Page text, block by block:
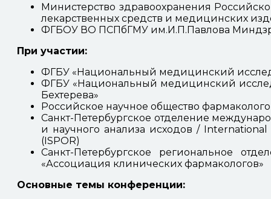
Министерство здравоохранения
лекарственных средств и медицинских
ФГБОУ ВО ПСПбГМУ им.И.П.Павлова
При участии:
ФГБУ «Национальный медицинский
ФГБУ «Национальный медицинский
Бехтерева»
Российское научное общество
Санкт-Петербургское отделение
и научного анализа исходов /
(ISPOR)
Санкт-Петербургское региональное
«Ассоциация клинических фармакологов»
Основные темы конференции: